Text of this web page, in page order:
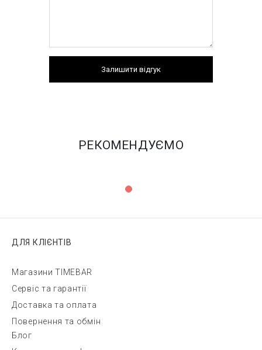
Залишити відгук
РЕКОМЕНДУЄМО
ДЛЯ КЛІЄНТІВ
Магазини TIMEBAR
Сервіс та гарантії
Доставка та оплата
Повернення та обмін
Блог